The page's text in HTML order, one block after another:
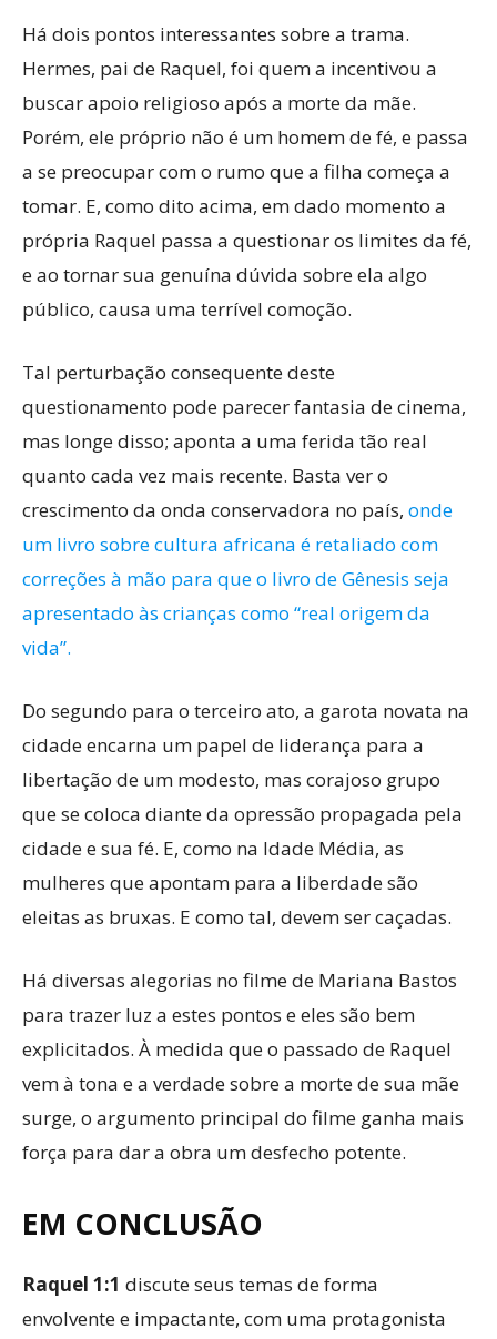
Há dois pontos interessantes sobre a trama.
Hermes, pai de Raquel, foi quem a incentivou a
buscar apoio religioso após a morte da mãe.
Porém, ele próprio não é um homem de fé, e passa
a se preocupar com o rumo que a filha começa a
tomar. E, como dito acima, em dado momento a
própria Raquel passa a questionar os limites da fé,
e ao tornar sua genuína dúvida sobre ela algo
público, causa uma terrível comoção.
Tal perturbação consequente deste
questionamento pode parecer fantasia de cinema,
mas longe disso; aponta a uma ferida tão real
quanto cada vez mais recente. Basta ver o
crescimento da onda conservadora no país, onde
um livro sobre cultura africana é retaliado com
correções à mão para que o livro de Gênesis seja
apresentado às crianças como “real origem da
vida”.
Do segundo para o terceiro ato, a garota novata na
cidade encarna um papel de liderança para a
libertação de um modesto, mas corajoso grupo
que se coloca diante da opressão propagada pela
cidade e sua fé. E, como na Idade Média, as
mulheres que apontam para a liberdade são
eleitas as bruxas. E como tal, devem ser caçadas.
Há diversas alegorias no filme de Mariana Bastos
para trazer luz a estes pontos e eles são bem
explicitados. À medida que o passado de Raquel
vem à tona e a verdade sobre a morte de sua mãe
surge, o argumento principal do filme ganha mais
força para dar a obra um desfecho potente.
EM CONCLUSÃO
Raquel 1:1 discute seus temas de forma
envolvente e impactante, com uma protagonista